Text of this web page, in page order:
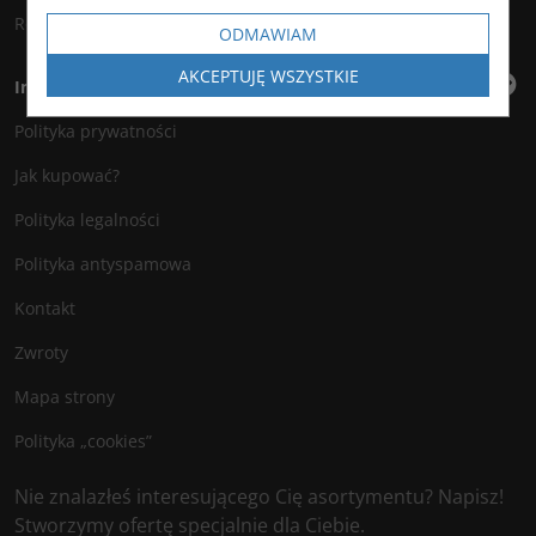
Rejestracja
Informacje
Polityka prywatności
Jak kupować?
Polityka legalności
Polityka antyspamowa
Kontakt
Zwroty
Mapa strony
Polityka „cookies”
Nie znalazłeś interesującego Cię asortymentu? Napisz!
Stworzymy ofertę specjalnie dla Ciebie.
ODMAWIAM
AKCEPTUJĘ WSZYSTKIE